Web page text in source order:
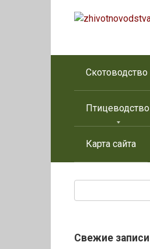
Скотоводство
Птицеводство
Карта сайта
Свежие записи